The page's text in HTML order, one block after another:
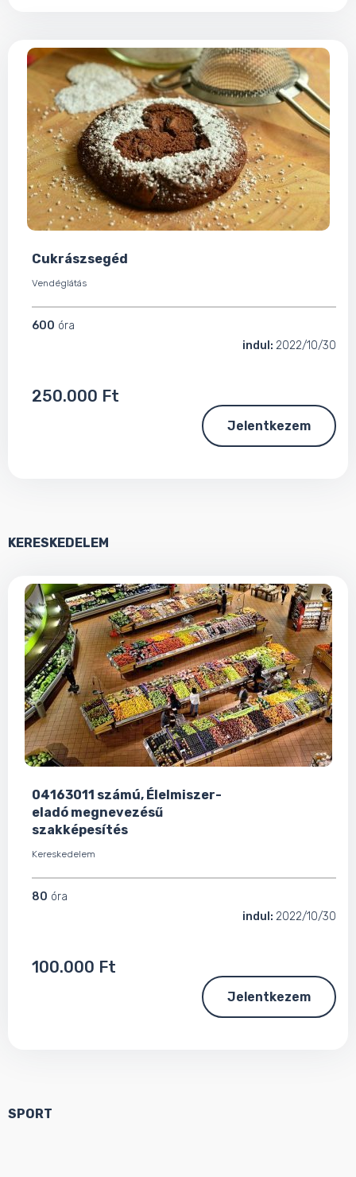
Cukrászsegéd
Vendéglátás
600 óra
indul: 2022/10/30
250.000 Ft
Jelentkezem
KERESKEDELEM
04163011 számú, Élelmiszer-
eladó megnevezésű
szakképesítés
Kereskedelem
80 óra
indul: 2022/10/30
100.000 Ft
Jelentkezem
SPORT